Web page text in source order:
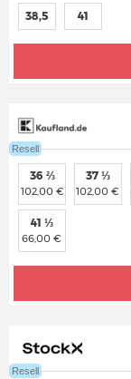
38,5 41
Resell
36 ⅔
102,00 €
37 ⅓
102,00 €
41 ⅓
66,00 €
Resell